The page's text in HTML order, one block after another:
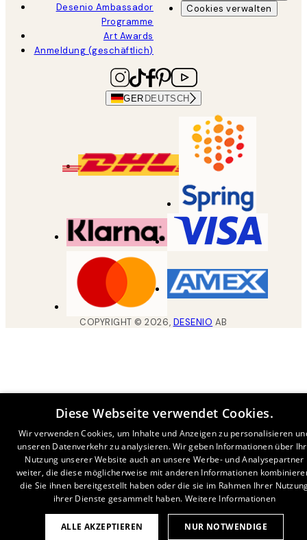
Desenio Ambassador
Programme
Art Awards
Anmeldung (geschäftlich)
Cookies verwalten
GER DEUTSCH
COPYRIGHT ©2026, DESENIO AB
Diese Webseite verwendet Cookies.
Wir verwenden Cookies, um Inhalte und Anzeigen zu personalisieren
unseren Datenverkehr zu analysieren. Wir geben Informationen über
Nutzung unserer Website auch an unsere Werbe- und Analysepartner
weiter, die diese möglicherweise mit anderen Informationen
die Sie ihnen bereitgestellt haben oder die sie im Rahmen Ihrer
ihrer Dienste gesammelt haben. Weitere Informationen
ALLE AKZEPTIEREN NUR NOTWENDIGE